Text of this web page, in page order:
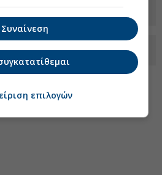
στο Discover
Συναίνεση
επιλογών